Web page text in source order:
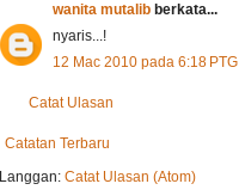
wanita mutalib berkata...
nyaris...!
12 Mac 2010 pada 6:18 PTG
Catat Ulasan
Catatan Terbaru
Langgan: Catat Ulasan (Atom)